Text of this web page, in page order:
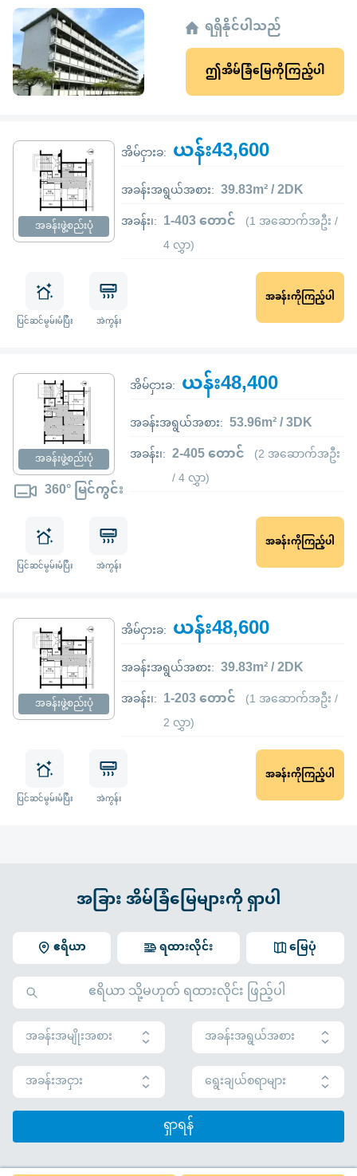
ရရှိနိုင်ပါသည်
ဤအိမ်ခြံမြေကိုကြည့်ပါ
အခန်းဖွဲ့စည်းပုံ
အိမ်ငှားခ: ယန်း43,600
အခန်းအရွယ်အစား: 39.83m² / 2DK
အခန်း၊: 1-403 တောင် (1 အဆောက်အဦး /
4 လွှာ)
ပြင်ဆင်မွမ်းမံပြီး အဲကွန်း
အခန်းကိုကြည့်ပါ
အခန်းဖွဲ့စည်းပုံ
360° မြင်ကွင်း
အိမ်ငှားခ: ယန်း48,400
အခန်းအရွယ်အစား: 53.96m² / 3DK
အခန်း၊: 2-405 တောင် (2 အဆောက်အဦး
/ 4 လွှာ)
ပြင်ဆင်မွမ်းမံပြီး အဲကွန်း
အခန်းကိုကြည့်ပါ
အခန်းဖွဲ့စည်းပုံ
အိမ်ငှားခ: ယန်း48,600
အခန်းအရွယ်အစား: 39.83m² / 2DK
အခန်း၊: 1-203 တောင် (1 အဆောက်အဦး /
2 လွှာ)
ပြင်ဆင်မွမ်းမံပြီး အဲကွန်း
အခန်းကိုကြည့်ပါ
အခြား အိမ်ခြံမြေများကို ရှာပါ
ဧရိယာ မြေပုံ
ရထားလိုင်း
အခန်းအမျိုးအစား
အခန်းအရွယ်အစား
အခန်းအငှား
ရွေးချယ်စရာများ
ရှာရန်